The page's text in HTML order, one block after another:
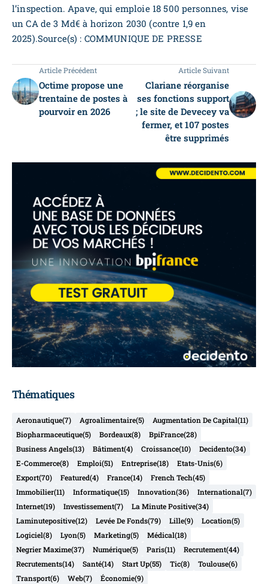
l’inspection. Apave, qui emploie 18 500 personnes, vise
un CA de 3 Md€ à horizon 2030 (contre 1,9 en
2025).Source(s) : COMMUNIQUE DE PRESSE
Article Précédent
Octime propose une
trentaine de postes à
pourvoir en 2026
Article Suivant
Clariane réorganise
ses fonctions support
; le site de Devecey va
fermer, et 107 postes
être supprimés
Thématiques
Aeronautique(7) Agroalimentaire(5) Augmentation De Capital(11)
Biopharmaceutique(5) Bordeaux(8) BpiFrance(28)
Business Angels(13) Bâtiment(4) Croissance(10) Decidento(34)
E-Commerce(8) Emploi(51) Entreprise(18) Etats-Unis(6)
Export(70) Featured(4) France(14) French Tech(45)
Immobilier(11) Informatique(15) Innovation(36) International(7)
Internet(19) Investissement(7) La Minute Positive(34)
Laminutepositive(12) Levée De Fonds(79) Lille(9) Location(5)
Logiciel(8) Lyon(5) Marketing(5) Médical(18)
Negrier Maxime(37) Numérique(5) Paris(11) Recrutement(44)
Recrutements(14) Santé(14) Start Up(55) Tic(8) Toulouse(6)
Transport(6) Web(7) Économie(9)